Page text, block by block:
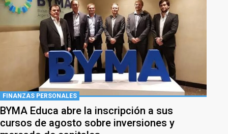
FINANZAS PERSONALES
BYMA Educa abre la inscripción a sus
cursos de agosto sobre inversiones y